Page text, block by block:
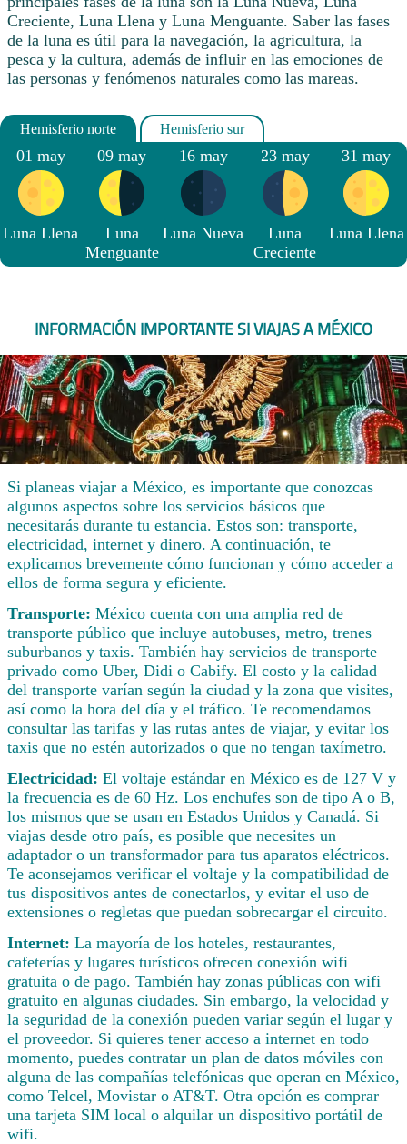
Creciente, Luna Llena y Luna Menguante. Saber las fases
de la luna es útil para la navegación, la agricultura, la
pesca y la cultura, además de influir en las emociones de
las personas y fenómenos naturales como las mareas.
01 may
Luna Llena
09 may
Luna
Menguante
16 may
Luna Nueva
23 may
Luna
Creciente
31 may
Luna Llena
INFORMACIÓN IMPORTANTE SI VIAJAS A MÉXICO
Si planeas viajar a México, es importante que conozcas
algunos aspectos sobre los servicios básicos que
necesitarás durante tu estancia. Estos son: transporte,
electricidad, internet y dinero. A continuación, te
explicamos brevemente cómo funcionan y cómo acceder a
ellos de forma segura y eficiente.
Transporte: México cuenta con una amplia red de
transporte público que incluye autobuses, metro, trenes
suburbanos y taxis. También hay servicios de transporte
privado como Uber, Didi o Cabify. El costo y la calidad
del transporte varían según la ciudad y la zona que visites,
así como la hora del día y el tráfico. Te recomendamos
consultar las tarifas y las rutas antes de viajar, y evitar los
taxis que no estén autorizados o que no tengan taxímetro.
Electricidad: El voltaje estándar en México es de 127 V y
la frecuencia es de 60 Hz. Los enchufes son de tipo A o B,
los mismos que se usan en Estados Unidos y Canadá. Si
viajas desde otro país, es posible que necesites un
adaptador o un transformador para tus aparatos eléctricos.
Te aconsejamos verificar el voltaje y la compatibilidad de
tus dispositivos antes de conectarlos, y evitar el uso de
extensiones o regletas que puedan sobrecargar el circuito.
Internet: La mayoría de los hoteles, restaurantes,
cafeterías y lugares turísticos ofrecen conexión wifi
gratuita o de pago. También hay zonas públicas con wifi
gratuito en algunas ciudades. Sin embargo, la velocidad y
la seguridad de la conexión pueden variar según el lugar y
el proveedor. Si quieres tener acceso a internet en todo
momento, puedes contratar un plan de datos móviles con
alguna de las compañías telefónicas que operan en México,
como Telcel, Movistar o AT&T. Otra opción es comprar
una tarjeta SIM local o alquilar un dispositivo portátil de
wifi.